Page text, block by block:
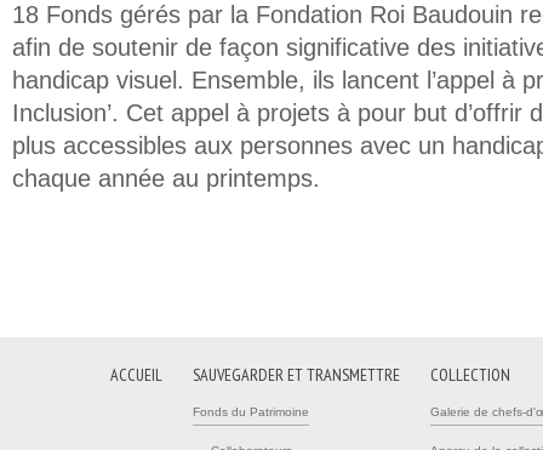
18 Fonds gérés par la Fondation Roi Baudouin
afin de soutenir de façon significative des
handicap visuel. Ensemble, ils lancent l’appel à
Inclusion’. Cet appel à projets à pour but d’offrir
plus accessibles aux personnes avec un
chaque année au printemps.
ACCUEIL SAUVEGARDER ET TRANSMETTRE
Fonds du Patrimoine
COLLECTION
Galerie de chefs-